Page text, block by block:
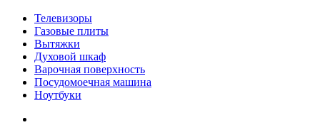
Телевизоры
Газовые плиты
Вытяжки
Духовой шкаф
Варочная поверхность
Посудомоечная машина
Ноутбуки